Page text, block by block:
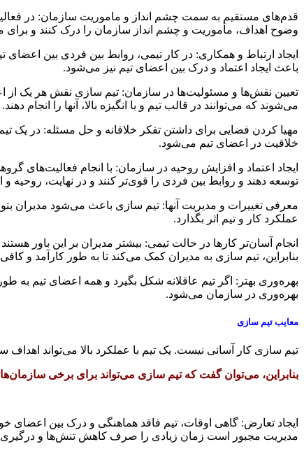
قدم‌های مستقیم به سمت چشم انداز و ماموریت سازمان: در
وضوح اهداف، مأموریت و چشم انداز سازمان را درک کنند و
ایجاد ارتباط و همکاری: در کار تیمی، روابط بین فردی بین
باعث ایجاد اعتماد و درک بین اعضای تیم نیز می‌شود.
تعیین نقش‌ها و مسئولیت‌ها در سازمان: تیم سازی نقش هر یک
می‌شوند که می‌توانند در قالب تیم و با انگیزه بالا، آنها را انجام دهند.
مهیا کردن فضایی برای داشتن تفکر خلاقانه و حل مسئله: در یک
خلاقیت در اعضای تیم می‌شود.
ایجاد اعتماد و افزایش روحیه در سازمان: با انجام فعالیت‌های
توسعه دهند و روابط بین فردی را قوی‌تر کنند و در نهایت، روحیه و
معرفی تغییرات و مدیریت آنها: تیم سازی باعث می‌شود مدیران
عملکرد کار و تیم اثر بگذارد.
انجام آسان‌تر کارها در حالت تیمی: بیشتر مدیران بر این باور
بنابراین، تیم سازی به مدیران کمک می‌کند تا به طور کارآمد و
بهره‌وری بهتر: اگر تیم عاقلانه شکل بگیرد و همه اعضای تیم به
بهره‌وری در سازمان می‌شود.
معایب تیم سازی
تیم سازی کار آسانی نیست. یک تیم با عملکرد بالا می‌تواند اهداف
بنابراین، می‌توان گفت که تیم سازی می‌تواند برای برخی
ایجاد تعارض: گاهی اوقات، تیم فاقد هماهنگی و درک بین
مدیریت مجبور است زمان زیادی را صرف کاهش تنش‌ها و